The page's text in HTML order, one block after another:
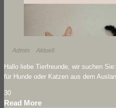
Admin Aktuell
Hallo liebe Tierfreunde, wir suchen
für Hunde oder Katzen aus dem
30
Read More